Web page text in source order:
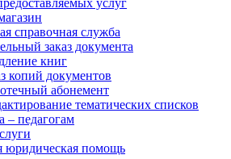
услуг
справочная служба
заказ документа
книг
копий документов
абонемент
тематических списков
– педагогам
юридическая помощь